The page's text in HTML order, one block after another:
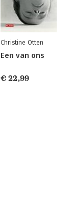
Christine Otten
Een van ons
€ 22,99